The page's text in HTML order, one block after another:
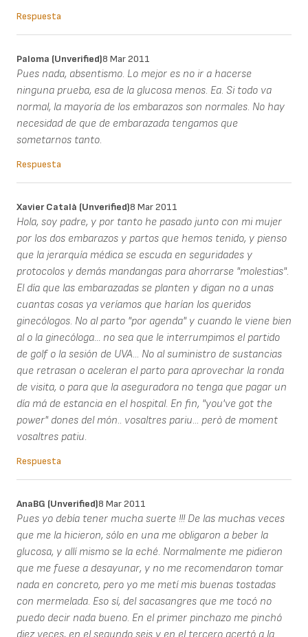
Respuesta
Paloma (unverified)8 Mar 2011
Pues nada, absentismo. Lo mejor es no ir a hacerse
ninguna prueba, esa de la glucosa menos. Ea. Si todo va
normal, la mayoría de los embarazos son normales. No hay
necesidad de que de embarazada tengamos que
sometarnos tanto.
Respuesta
Xavier Català (unverified)8 Mar 2011
Hola, soy padre, y por tanto he pasado junto con mi mujer
por los dos embarazos y partos que hemos tenido, y pienso
que la jerarquía médica se escuda en seguridades y
protocolos y demás mandangas para ahorrarse "molestias".
El día que las embarazadas se planten y digan no a unas
cuantas cosas ya veríamos que harían los queridos
ginecólogos. No al parto "por agenda" y cuando le viene bien
al o la ginecóloga... no sea que le interrumpimos el partido
de golf o la sesión de UVA... No al suministro de sustancias
que retrasan o aceleran el parto para aprovechar la ronda
de visita, o para que la aseguradora no tenga que pagar un
día má de estancia en el hospital. En fin, "you've got the
power" dones del món.. vosaltres pariu... però de moment
vosaltres patiu.
Respuesta
AnaBG (unverified)8 Mar 2011
Pues yo debía tener mucha suerte !!! De las muchas veces
que me la hicieron, sólo en una me obligaron a beber la
glucosa, y allí mismo se la eché. Normalmente me pidieron
que me fuese a desayunar, y no me recomendaron tomar
nada en concreto, pero yo me metí mis buenas tostadas
con mermelada. Eso sí, del sacasangres que me tocó no
puedo decir nada bueno. En el primer pinchazo me pinchó